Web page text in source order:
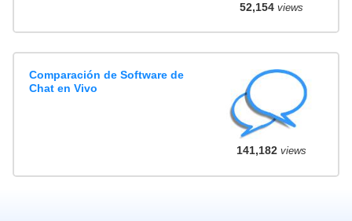
52,154views
Comparación de Software de
Chat en Vivo
141,182views